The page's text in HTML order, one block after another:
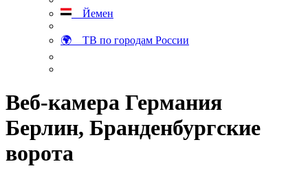
Йемен
🌍 ТВ по городам России
Веб-камера Германия
Берлин, Бранденбургские
ворота